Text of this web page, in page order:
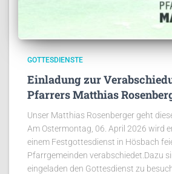
GOTTESDIENSTE
Einladung zur
Pfarrers Matthias
Unser Matthias Rosenberger geht
Am Ostermontag, 06. April 2026 wird
einem Festgottesdienst in Hösbach
Pfarrgemeinden verabschiedet.Dazu
eingeladen den Gottesdienst zu